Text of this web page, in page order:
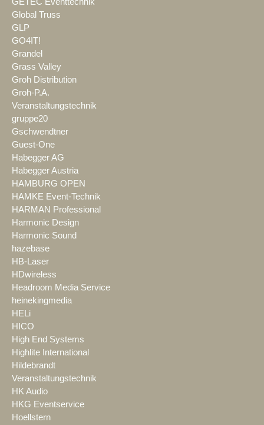
Global Truss
GLP
GO4IT!
Grandel
Grass Valley
Groh Distribution
Groh-P.A.
Veranstaltungstechnik
gruppe20
Gschwendtner
Guest-One
Habegger AG
Habegger Austria
HAMBURG OPEN
HAMKE Event-Technik
HARMAN Professional
Harmonic Design
Harmonic Sound
hazebase
HB-Laser
HDwireless
Headroom Media Service
heinekingmedia
HELi
HICO
High End Systems
Highlite International
Hildebrandt
Veranstaltungstechnik
HK Audio
HKG Eventservice
Hoellstern